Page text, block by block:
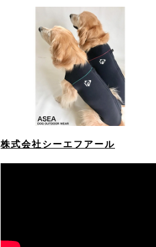
株式会社シーエフアール